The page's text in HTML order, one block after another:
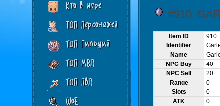
Кто в игре
ТОП Персонажей
ТОП Гильдий
ТОП МВП
ТОП ПвП
WoE
#910:
Item ID
910
Identifier
Name
NPC Buy
40
NPC Sell
20
Range
0
Slots
0
ATK
0